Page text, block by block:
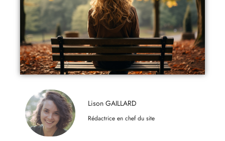
Lison GAILLARD
Rédactrice en chef du site